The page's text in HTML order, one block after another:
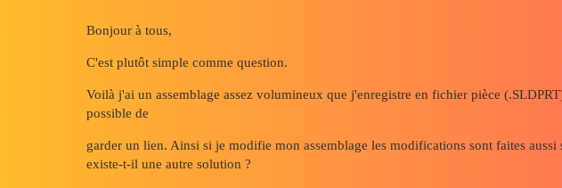
Bonjour à tous,
C'est plutôt simple comme question.
Voilà j'ai un assemblage assez volumineux que j'enregistre en fichier pièce
possible de
garder un lien. Ainsi si je modifie mon assemblage les modifications sont faites
existe-t-il une autre solution ?